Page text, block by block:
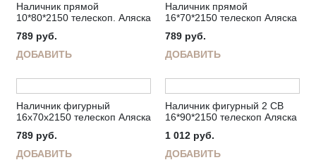
Наличник прямой
10*80*2150 телескоп. Аляска
789 руб.
ДОБАВИТЬ
Наличник прямой
16*70*2150 телескоп Аляска
789 руб.
ДОБАВИТЬ
Наличник фигурный
16х70х2150 телескоп Аляска
789 руб.
ДОБАВИТЬ
Наличник фигурный 2 СВ
16*90*2150 телескоп Аляска
1 012 руб.
ДОБАВИТЬ